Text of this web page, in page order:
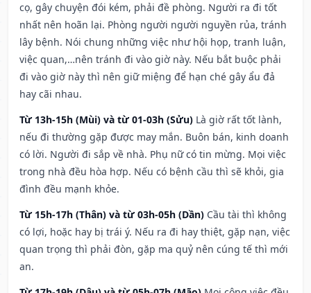
cọ, gây chuyện đói kém, phải đề phòng. Người ra đi tốt
nhất nên hoãn lại. Phòng người người nguyền rủa, tránh
lây bệnh. Nói chung những việc như hội họp, tranh luận,
việc quan,…nên tránh đi vào giờ này. Nếu bắt buộc phải
đi vào giờ này thì nên giữ miệng để hạn ché gây ẩu đả
hay cãi nhau.
Từ 13h-15h (Mùi) và từ 01-03h (Sửu) Là giờ rất tốt lành,
nếu đi thường gặp được may mắn. Buôn bán, kinh doanh
có lời. Người đi sắp về nhà. Phụ nữ có tin mừng. Mọi việc
trong nhà đều hòa hợp. Nếu có bệnh cầu thì sẽ khỏi, gia
đình đều mạnh khỏe.
Từ 15h-17h (Thân) và từ 03h-05h (Dần) Cầu tài thì không
có lợi, hoặc hay bị trái ý. Nếu ra đi hay thiệt, gặp nạn, việc
quan trọng thì phải đòn, gặp ma quỷ nên cúng tế thì mới
an.